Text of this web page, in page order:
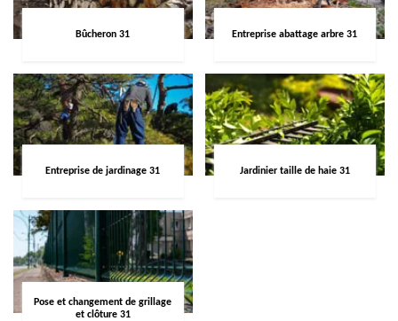
Bûcheron 31 Entreprise abattage arbre 31
Entreprise de jardinage 31 Jardinier taille de haie 31
Pose et changement de grillage
et clôture 31